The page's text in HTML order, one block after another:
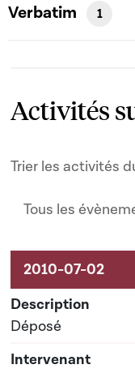
Verbatim 1
Activités
Trier les activités
Tous les
Activités sur le
Déposé